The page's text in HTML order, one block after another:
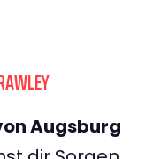
Augsburg